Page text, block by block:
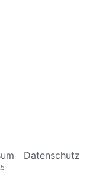
Datenschutz